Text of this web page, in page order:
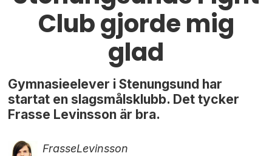
Club gjorde mig
glad
Gymnasieelever i Stenungsund har
startat en slagsmålsklubb. Det tycker
Frasse Levinsson är bra.
FrasseLevinsson